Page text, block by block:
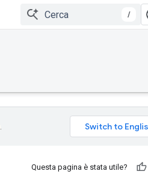
/
Questa pagina è stata utile?